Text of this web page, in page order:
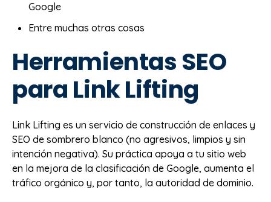
Google
Entre muchas otras cosas
Herramientas SEO
para Link Lifting
Link Lifting es un servicio de construcción de enlaces y
SEO de sombrero blanco (no agresivos, limpios y sin
intención negativa). Su práctica apoya a tu sitio web
en la mejora de la clasificación de Google, aumenta el
tráfico orgánico y, por tanto, la autoridad de dominio.